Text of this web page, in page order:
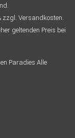
zzgl. Versandkosten.
geltenden Preis bei
Paradies Alle